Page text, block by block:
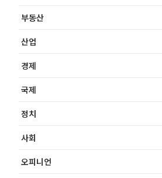
부동산
산업
경제
국제
정치
사회
오피니언